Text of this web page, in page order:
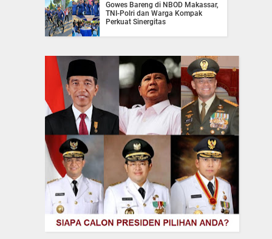
Gowes Bareng di NBOD Makassar,
TNI-Polri dan Warga Kompak
Perkuat Sinergitas